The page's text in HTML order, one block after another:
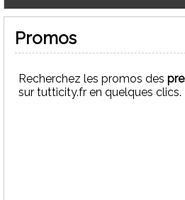
Mentions légales de FMJ
Activité principale :Artisan
Promos
Recherchez les promos des
sur tutticity.fr en quelques clics.